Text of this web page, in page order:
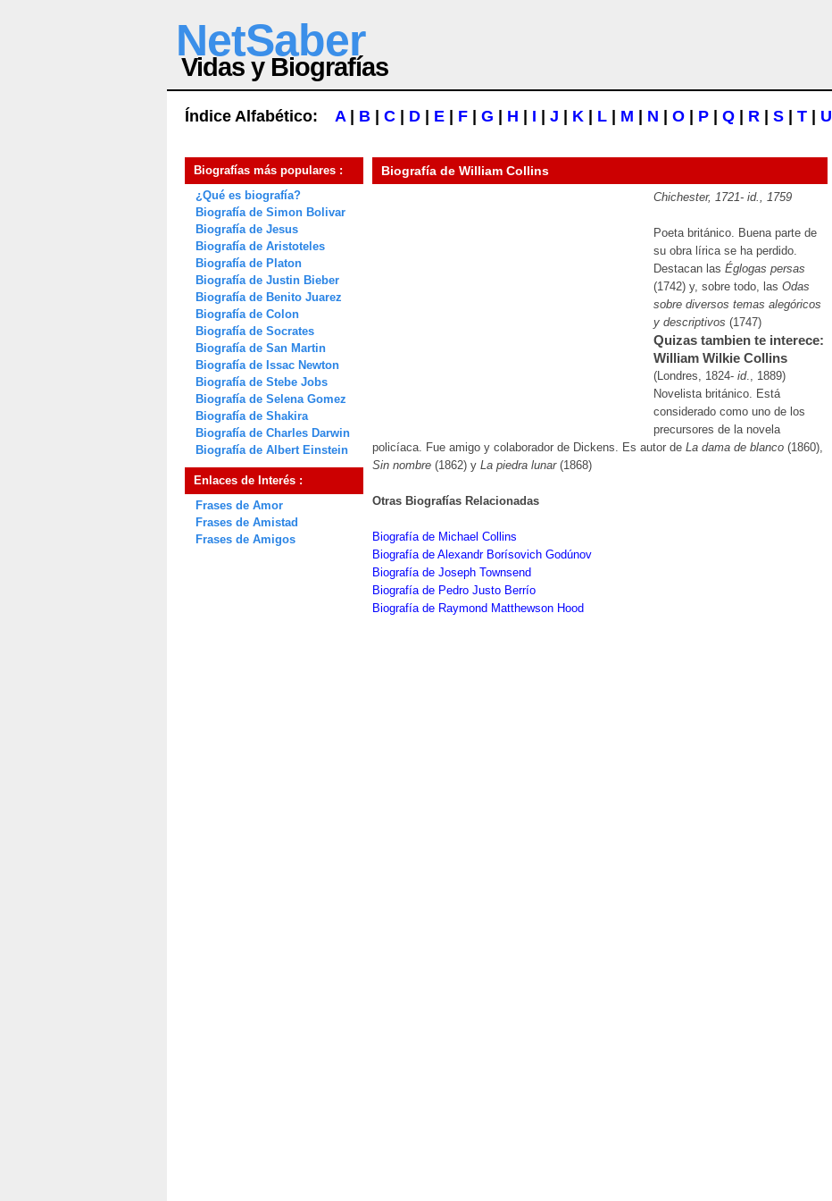
NetSaber
Vidas y Biografías
Índice Alfabético: A| B C D E F G H I J K L M N O P Q R S T U
Biografías más populares :
¿Qué es biografía?
Biografía de Simon Bolivar
Biografía de Jesus
Biografía de Aristoteles
Biografía de Platon
Biografía de Justin Bieber
Biografía de Benito Juarez
Biografía de Colon
Biografía de Socrates
Biografía de San Martin
Biografía de Issac Newton
Biografía de Stebe Jobs
Biografía de Selena Gomez
Biografía de Shakira
Biografía de Charles Darwin
Biografía de Albert Einstein
Enlaces de Interés :
Frases de Amor
Frases de Amistad
Frases de Amigos
Biografía de William Collins
Chichester, 1721- id., 1759
Poeta británico. Buena parte de
su obra lírica se ha perdido.
Destacan las Églogas persas
(1742) y, sobre todo, las Odas
sobre diversos temas alegóricos
y descriptivos (1747)
Quizas tambien te interece:
William Wilkie Collins
(Londres, 1824- id., 1889)
Novelista británico. Está
considerado como uno de los
precursores de la novela
policíaca. Fue amigo y colaborador de Dickens. Es autor de La dama de blanco (1860),
Sin nombre (1862) y La piedra lunar(1868)
Otras Biografías Relacionadas
Biografía de Michael Collins
Biografía de Alexandr Borísovich Godúnov
Biografía de Joseph Townsend
Biografía de Pedro Justo Berrío
Biografía de Raymond Matthewson Hood